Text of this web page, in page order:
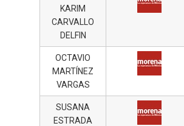
KARIM
CARVALLO
DELFIN
OCTAVIO
MARTÍNEZ
VARGAS
SUSANA
ESTRADA